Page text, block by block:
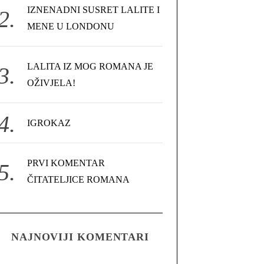
IZNENADNI SUSRET LALITE I
MENE U LONDONU
LALITA IZ MOG ROMANA JE
OŽIVJELA!
IGROKAZ
PRVI KOMENTAR
ČITATELJICE ROMANA
NAJNOVIJI KOMENTARI